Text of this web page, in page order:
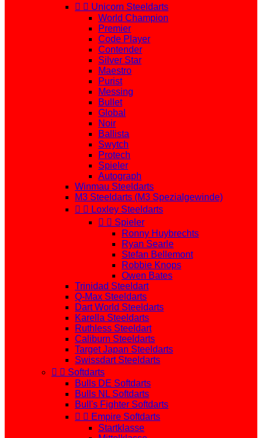
  Unicorn Steeldarts
World Champion
Premier
Code Player
Contender
Silver Star
Maestro
Purist
Messing
Bullet
Global
Noir
Ballista
Swytch
Protech
Spieler
Autograph
Winmau Steeldarts
M3 Steeldarts (M3 Spezialgewinde)
  Loxley Steeldarts
  Spieler
Ronny Huybrechts
Ryan Searle
Stefan Bellemont
Robbie Knops
Owen Bates
Trinidad Steeldart
Q-Max Steeldarts
Dart World Steeldarts
Karella Steeldarts
Ruthless Steeldart
Caliburn Steeldarts
Target Japan Steeldarts
Swissdart Steeldarts
  Softdarts
Bulls DE Softdarts
Bulls NL Softdarts
Bull's Fighter Softdarts
  Empire Softdarts
Startklasse